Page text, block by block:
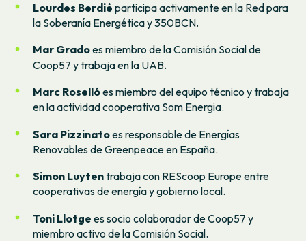
Lourdes Berdié participa activamente en la Red para
la Soberanía Energética y 350BCN.
Mar Gradoes miembro de la Comisión Social de
Coop57 y trabaja en la UAB.
Marc Rosellóes miembro del equipo técnico y trabaja
en la actividad cooperativa Som Energia.
Sara Pizzinatoes responsable de Energías
Renovables de Greenpeace en España.
Simon Luytentrabaja con REScoop Europe entre
cooperativas de energía y gobierno local.
Toni Llotge es socio colaborador de Coop57 y
miembro activo de la Comisión Social.